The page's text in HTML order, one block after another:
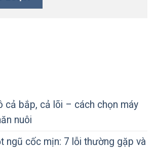
cả bắp, cả lõi – cách chọn máy
nuôi
ngũ cốc mịn: 7 lỗi thường gặp và